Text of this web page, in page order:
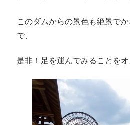
このダムからの景色も絶景で
で、
是非！足を運んでみることをオ